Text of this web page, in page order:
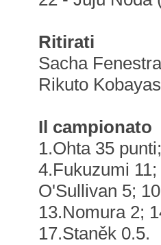
Ritirati
Sacha
Rikuto
Il campionato
1.Ohta 35
4.Fukuzumi
O'Sullivan 5;
13.Nomura 2;
17.Staněk 0.5.